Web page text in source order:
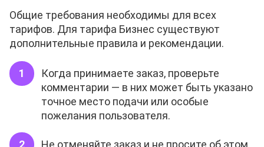
Общие требования необходимы для всех
тарифов. Для тарифа Бизнес существуют
дополнительные правила и рекомендации.
Когда принимаете заказ, проверьте
комментарии — в них может быть указано
точное место подачи или особые
пожелания пользователя.
Не отменяйте заказ и не просите об этом